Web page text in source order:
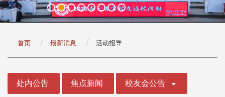
首页 最新消息 活动报导
处内公告 焦点新闻 校友会公告